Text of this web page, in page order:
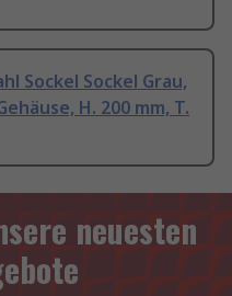
Sockel Sockel Grau,
H. 200 mm, T.
neuesten